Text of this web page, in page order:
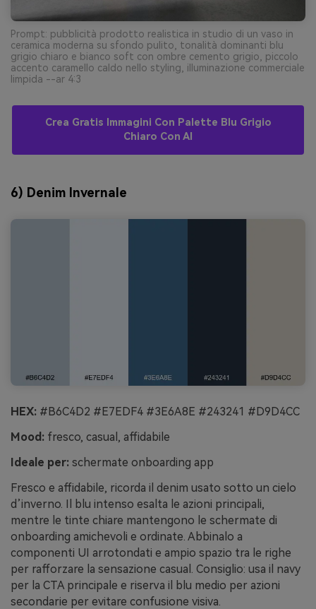
Prompt: pubblicità prodotto realistica in studio di un vaso in
ceramica moderna su sfondo pulito, tonalità dominanti blu
grigio chiaro e bianco soft con ombre cemento grigio, piccolo
accento caramello caldo nello styling, illuminazione commerciale
limpida --ar 4:3
Crea Gratis Immagini Con Palette Blu Grigio
Chiaro Con AI
6) Denim Invernale
HEX: #B6C4D2 #E7EDF4 #3E6A8E #243241 #D9D4CC
Mood: fresco, casual, affidabile
Ideale per: schermate onboarding app
Fresco e affidabile, ricorda il denim usato sotto un cielo
d’inverno. Il blu intenso esalta le azioni principali,
mentre le tinte chiare mantengono le schermate di
onboarding amichevoli e ordinate. Abbinalo a
componenti UI arrotondati e ampio spazio tra le righe
per rafforzare la sensazione casual. Consiglio: usa il navy
per la CTA principale e riserva il blu medio per azioni
secondarie per evitare confusione visiva.